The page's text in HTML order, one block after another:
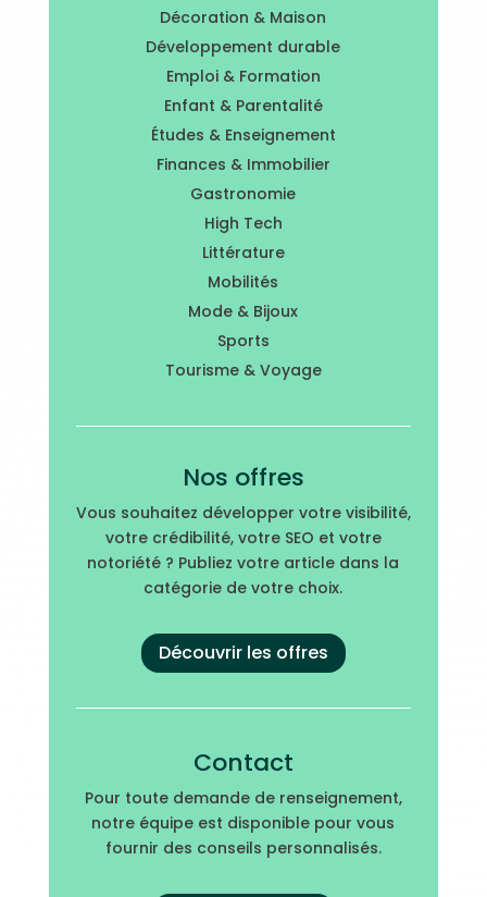
Décoration & Maison
Développement durable
Emploi & Formation
Enfant & Parentalité
Études & Enseignement
Finances & Immobilier
Gastronomie
High Tech
Littérature
Mobilités
Mode & Bijoux
Sports
Tourisme & Voyage
Nos offres
Vous souhaitez développer votre visibilité,
votre crédibilité, votre SEO et votre
notoriété ? Publiez votre article dans la
catégorie de votre choix.
Découvrir les offres
Contact
Pour toute demande de renseignement,
notre équipe est disponible pour vous
fournir des conseils personnalisés.